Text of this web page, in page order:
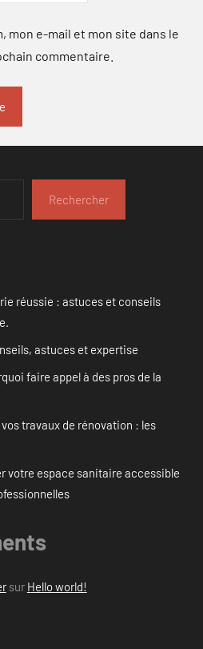
mon e-mail et mon site dans le
commentaire.
Rechercher
réussie : astuces et conseils
astuces et expertise
faire appel à des pros de la
travaux de rénovation : les
votre espace sanitaire accessible
sur Hello world!